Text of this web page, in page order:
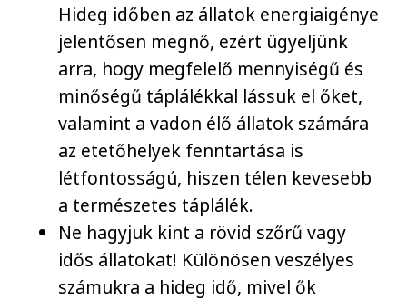
Hideg időben az állatok energiaigénye
jelentősen megnő, ezért ügyeljünk
arra, hogy megfelelő mennyiségű és
minőségű táplálékkal lássuk el őket,
valamint a vadon élő állatok számára
az etetőhelyek fenntartása is
létfontosságú, hiszen télen kevesebb
a természetes táplálék.
Ne hagyjuk kint a rövid szőrű vagy
idős állatokat! Különösen veszélyes
számukra a hideg idő, mivel ők